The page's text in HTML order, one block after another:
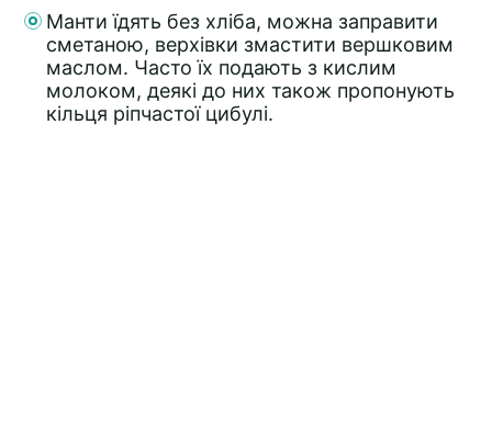
Манти їдять без хліба, можна заправити
сметаною, верхівки змастити вершковим
маслом. Часто їх подають з кислим
молоком, деякі до них також пропонують
кільця ріпчастої цибулі.